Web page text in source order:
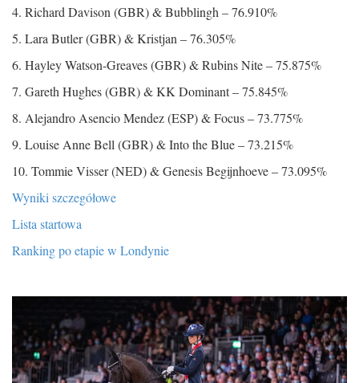
4. Richard Davison (GBR) & Bubblingh – 76.910%
5. Lara Butler (GBR) & Kristjan – 76.305%
6. Hayley Watson-Greaves (GBR) & Rubins Nite – 75.875%
7. Gareth Hughes (GBR) & KK Dominant – 75.845%
8. Alejandro Asencio Mendez (ESP) & Focus – 73.775%
9. Louise Anne Bell (GBR) & Into the Blue – 73.215%
10. Tommie Visser (NED) & Genesis Begijnhoeve – 73.095%
Wyniki szczegółowe
Lista startowa
Ranking po etapie w Londynie